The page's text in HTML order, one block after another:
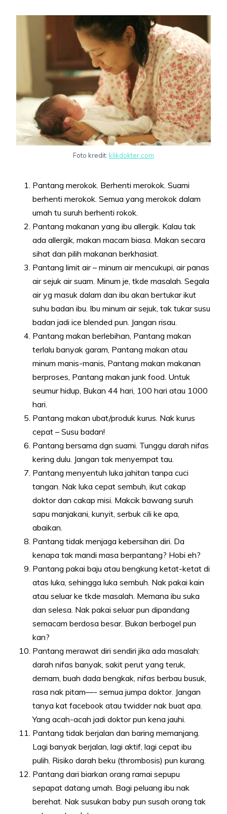
Foto kredit: klikdokter.com
Pantang merokok. Berhenti merokok. Suami
berhenti merokok. Semua yang merokok dalam
umah tu suruh berhenti rokok.
Pantang makanan yang ibu allergik. Kalau tak
ada allergik, makan macam biasa. Makan secara
sihat dan pilih makanan berkhasiat.
Pantang limit air – minum air mencukupi, air panas
air sejuk air suam. Minum je, tkde masalah. Segala
air yg masuk dalam dan ibu akan bertukar ikut
suhu badan ibu. Ibu minum air sejuk, tak tukar susu
badan jadi ice blended pun. Jangan risau.
Pantang makan berlebihan, Pantang makan
terlalu banyak garam, Pantang makan atau
minum manis-manis, Pantang makan makanan
berproses, Pantang makan junk food. Untuk
seumur hidup, Bukan 44 hari, 100 hari atau 1000
hari.
Pantang makan ubat/produk kurus. Nak kurus
cepat – Susu badan!
Pantang bersama dgn suami. Tunggu darah nifas
kering dulu. Jangan tak menyempat tau.
Pantang menyentuh luka jahitan tanpa cuci
tangan. Nak luka cepat sembuh, ikut cakap
doktor dan cakap misi. Makcik bawang suruh
sapu manjakani, kunyit, serbuk cili ke apa,
abaikan.
Pantang tidak menjaga kebersihan diri. Da
kenapa tak mandi masa berpantang? Hobi eh?
Pantang pakai baju atau bengkung ketat-ketat di
atas luka, sehingga luka sembuh. Nak pakai kain
atau seluar ke tkde masalah. Memana ibu suka
dan selesa. Nak pakai seluar pun dipandang
semacam berdosa besar. Bukan berbogel pun
kan?
Pantang merawat diri sendiri jika ada masalah:
darah nifas banyak, sakit perut yang teruk,
demam, buah dada bengkak, nifas berbau busuk,
rasa nak pitam—- semua jumpa doktor. Jangan
tanya kat facebook atau twidder nak buat apa.
Yang acah-acah jadi doktor pun kena jauhi.
Pantang tidak berjalan dan baring memanjang.
Lagi banyak berjalan, lagi aktif, lagi cepat ibu
pulih. Risiko darah beku (thrombosis) pun kurang.
Pantang dari biarkan orang ramai sepupu
sepapat datang umah. Bagi peluang ibu nak
berehat. Nak susukan baby pun susah orang tak